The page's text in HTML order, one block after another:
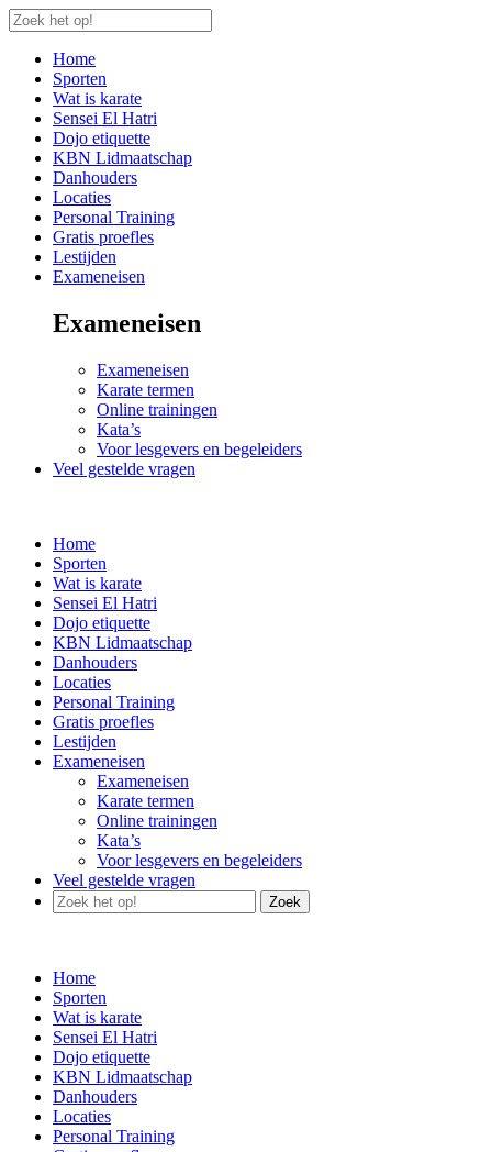
Home
Sporten
Wat is karate
Sensei El Hatri
Dojo etiquette
KBN Lidmaatschap
Danhouders
Locaties
Personal Training
Gratis proefles
Lestijden
Exameneisen
Exameneisen
Exameneisen
Karate termen
Online trainingen
Kata’s
Voor lesgevers en begeleiders
Veel gestelde vragen
Home
Sporten
Wat is karate
Sensei El Hatri
Dojo etiquette
KBN Lidmaatschap
Danhouders
Locaties
Personal Training
Gratis proefles
Lestijden
Exameneisen
Exameneisen
Karate termen
Online trainingen
Kata’s
Voor lesgevers en begeleiders
Veel gestelde vragen
Zoek
Home
Sporten
Wat is karate
Sensei El Hatri
Dojo etiquette
KBN Lidmaatschap
Danhouders
Locaties
Personal Training